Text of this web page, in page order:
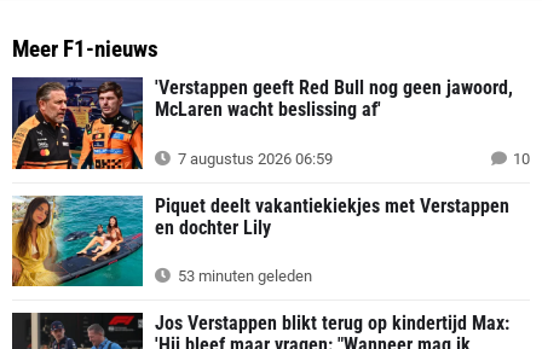
Meer F1-nieuws
'Verstappen geeft Red Bull nog geen jawoord,
McLaren wacht beslissing af'
7 augustus 2026 06:59 10
Piquet deelt vakantiekiekjes met Verstappen
en dochter Lily
53 minuten geleden
Jos Verstappen blikt terug op kindertijd Max: